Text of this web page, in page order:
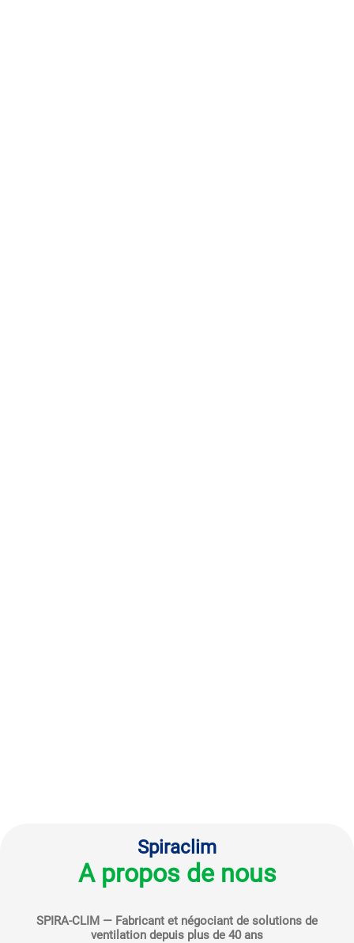
Spiraclim
A propos de nous
SPIRA-CLIM — Fabricant et négociant de solutions de
ventilation depuis plus de 40 ans